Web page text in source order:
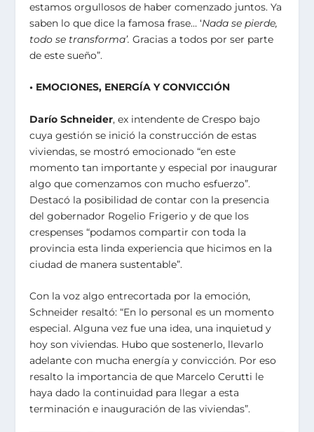
estamos orgullosos de haber comenzado juntos. Ya
saben lo que dice la famosa frase… ‘Nada se pierde,
todo se transforma’.Gracias a todos por ser parte
de este sueño”.
• EMOCIONES, ENERGÍA Y CONVICCIÓN
Darío Schneider, ex intendente de Crespo bajo
cuya gestión se inició la construcción de estas
viviendas, se mostró emocionado “en este
momento tan importante y especial por inaugurar
algo que comenzamos con mucho esfuerzo”.
Destacó la posibilidad de contar con la presencia
del gobernador Rogelio Frigerio y de que los
crespenses “podamos compartir con toda la
provincia esta linda experiencia que hicimos en la
ciudad de manera sustentable”.
Con la voz algo entrecortada por la emoción,
Schneider resaltó: “En lo personal es un momento
especial. Alguna vez fue una idea, una inquietud y
hoy son viviendas. Hubo que sostenerlo, llevarlo
adelante con mucha energía y convicción. Por eso
resalto la importancia de que Marcelo Cerutti le
haya dado la continuidad para llegar a esta
terminación e inauguración de las viviendas”.